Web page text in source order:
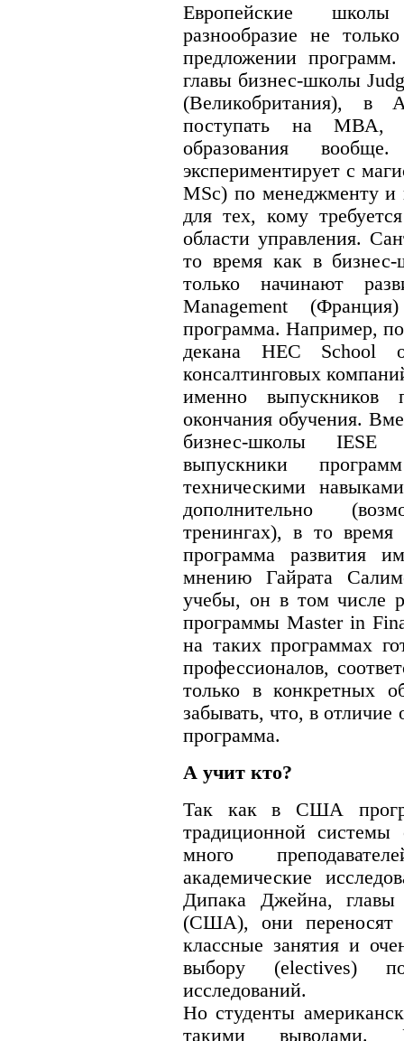
Европейские
разнообразие не
предложении
главы бизнес-школы
(Великобритания), в
поступать на МВА,
образования
экспериментирует с
MSc) по менеджменту и
для тех, кому
области управления.
то время как в
только начинают
Management
программа. Например,
декана HEC School
консалтинговых
именно выпускников
окончания обучения.
бизнес-школы IESE
выпускники
техническими
дополнительно
тренингах), в то
программа развития
мнению Гайрата
учебы, он в том числе
программы Master in
на таких программах
профессионалов,
только в конкретных
забывать, что, в
программа.
А учит кто?
Так как в США
традиционной системы
много
академические
Дипака Джейна,
(США), они переносят
классные занятия и
выбору (electives)
исследований.
Но студенты
такими выводами.